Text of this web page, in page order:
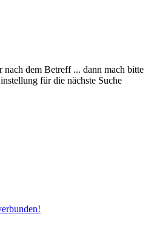
nach dem Betreff ... dann mach bitte
für die nächste Suche